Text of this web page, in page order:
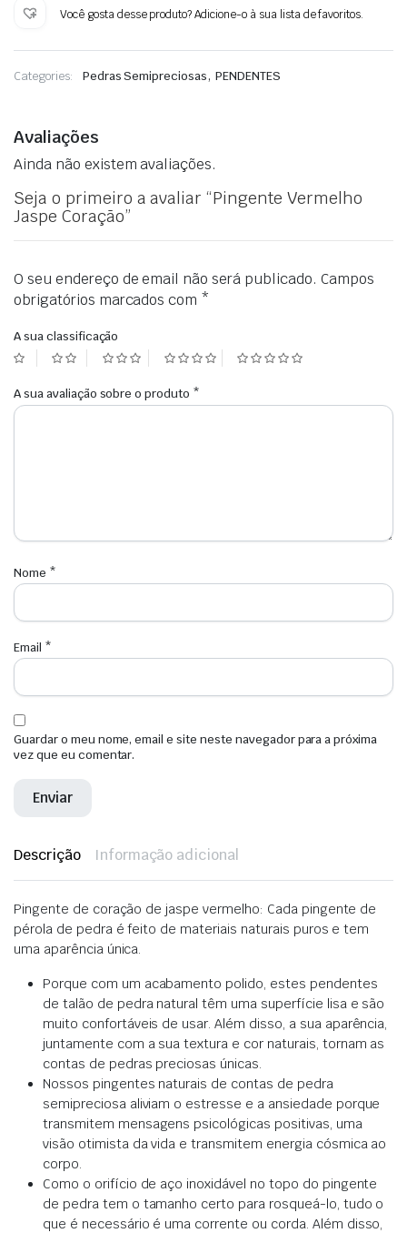
Jaspe
Você gosta desse produto? Adicione-o à sua lista de favoritos.
Categories: Pedras Semipreciosas,PENDENTES
Avaliações
Ainda não existem avaliações.
Seja o primeiro a avaliar “Pingente Vermelho
Jaspe Coração”
O seu endereço de email não será publicado. Campos
obrigatórios marcados com *
A sua classificação
A sua avaliação sobre o produto *
Nome *
Email *
Guardar o meu nome, email e site neste navegador para a próxima
vez que eu comentar.
Descrição Informação adicional
Pingente de coração de jaspe vermelho: Cada pingente de
pérola de pedra é feito de materiais naturais puros e tem
uma aparência única.
Porque com um acabamento polido, estes pendentes
de talão de pedra natural têm uma superfície lisa e são
muito confortáveis de usar. Além disso, a sua aparência,
juntamente com a sua textura e cor naturais, tornam as
contas de pedras preciosas únicas.
Nossos pingentes naturais de contas de pedra
semipreciosa aliviam o estresse e a ansiedade porque
transmitem mensagens psicológicas positivas, uma
visão otimista da vida e transmitem energia cósmica ao
corpo.
Como o orifício de aço inoxidável no topo do pingente
de pedra tem o tamanho certo para rosqueá-lo, tudo o
que é necessário é uma corrente ou corda. Além disso,